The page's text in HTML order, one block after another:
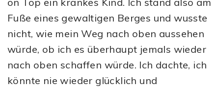
Fuße eines gewaltigen Berges und wusste
nicht, wie mein Weg nach oben aussehen
würde, ob ich es überhaupt jemals wieder
nach oben schaffen würde. Ich dachte, ich
könnte nie wieder glücklich und